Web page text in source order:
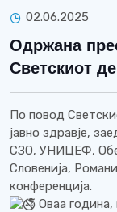
02.06.2025
Одржана
Светскиот
По повод
јавно здравје,
СЗО, УНИЦЕФ,
Словенија,
конференција.
Оваа година,